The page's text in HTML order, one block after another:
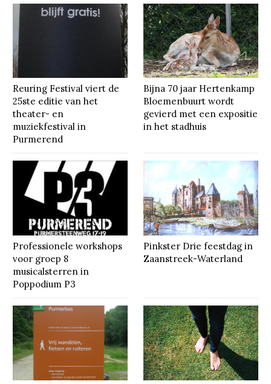
Reuring Festival viert de
25ste editie van het
theater- en
muziekfestival in
Purmerend
Bijna 70 jaar Hertenkamp
Bloemenbuurt wordt
gevierd met een expositie
in het stadhuis
Professionele workshops
voor groep 8
musicalsterren in
Poppodium P3
Pinkster Drie feestdag in
Zaanstreek-Waterland